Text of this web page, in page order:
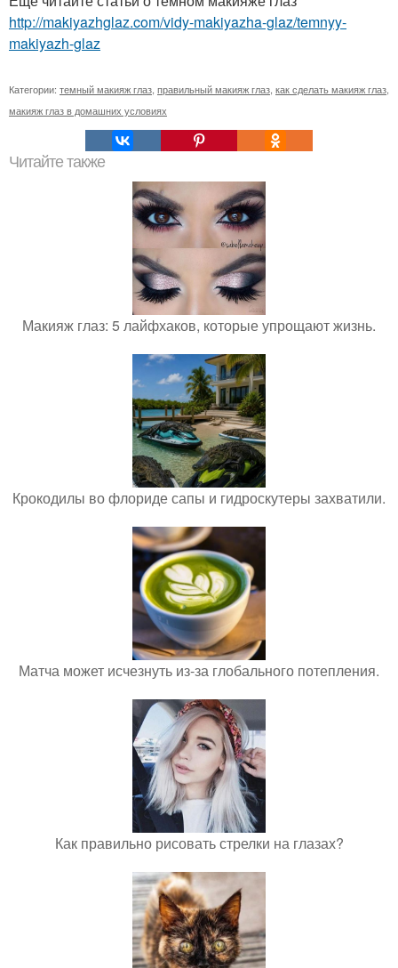
http://makiyazhglaz.com/vidy-makiyazha-glaz/temnyy-
makiyazh-glaz
Категории: темный макияж глаз правильный макияж глаз как сделать макияж глаз
макияж глаз в домашних условиях
Читайте также
Макияж глаз: 5 лайфхаков, которые упрощают жизнь.
Крокодилы во флориде сапы и гидроскутеры захватили.
Матча может исчезнуть из-за глобального потепления.
Как правильно рисовать стрелки на глазах?